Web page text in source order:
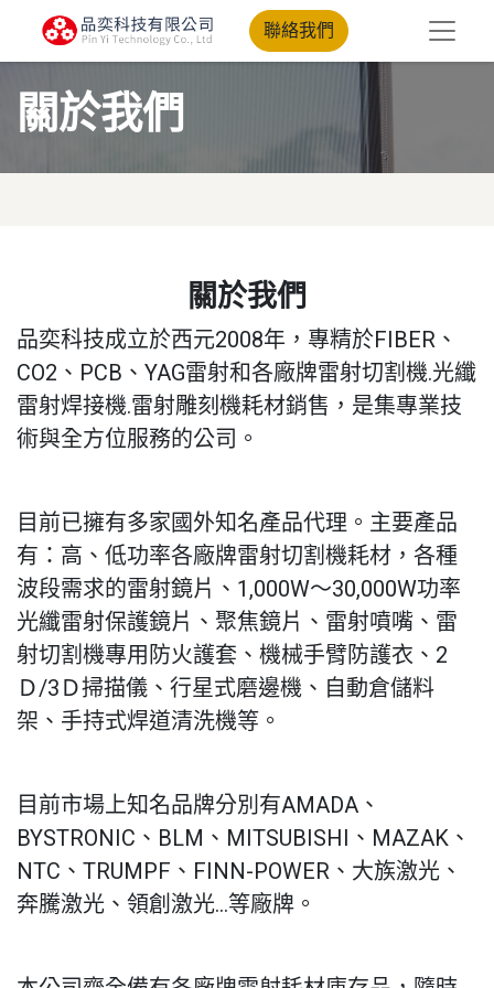
聯絡我們
關於我們
關於我們
品奕科技成立於西元2008年，專精於FIBER、
CO2、PCB、YAG雷射和各廠牌雷射切割機.光纖
雷射焊接機.雷射雕刻機耗材銷售，是集專業技
術與全方位服務的公司。
目前已擁有多家國外知名產品代理。主要產品
有：高、低功率各廠牌雷射切割機耗材，各種
波段需求的雷射鏡片、1,000W～30,000W功率
光纖雷射保護鏡片、聚焦鏡片、雷射噴嘴、雷
射切割機專用防火護套、機械手臂防護衣、2
Ｄ/3Ｄ掃描儀、行星式磨邊機、自動倉儲料
架、手持式焊道清洗機等。
目前市場上知名品牌分別有AMADA、
BYSTRONIC、BLM、MITSUBISHI、MAZAK、
NTC、TRUMPF、FINN-POWER、大族激光、
奔騰激光、領創激光…等廠牌。